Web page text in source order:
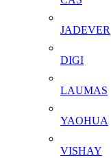
JADEVER
DIGI
LAUMAS
YAOHUA
VISHAY